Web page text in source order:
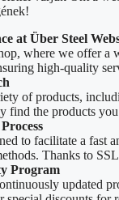
at Über Steel
where we offer
high-quality
of products,
find the products
to facilitate a fast
Thanks to
Program
updated